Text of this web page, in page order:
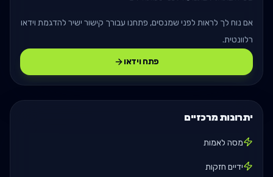
אם נוח לך לראות לפני שמנסים, פתחנו עבורך קישור ישיר להדגמת וידאו
רלוונטית.
פתח וידאו
יתרונות מרכזיים
מסה לאמות
ידיים חזקות